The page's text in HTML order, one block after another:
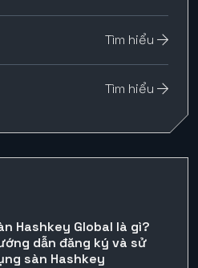
Tìm hiểu
Tìm hiểu
Hashkey Global là gì?
dẫn đăng ký và sử
sàn Hashkey